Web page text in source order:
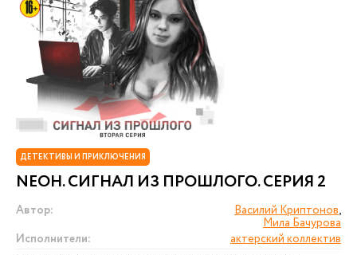
ДЕТЕКТИВЫ И ПРИКЛЮЧЕНИЯ
NEОН. СИГНАЛ ИЗ ПРОШЛОГО. СЕРИЯ 2
Автор: Василий Криптонов,
Мила Бачурова
Исполнители:
актерский коллектив